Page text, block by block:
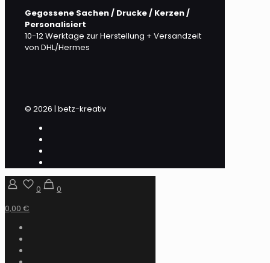
Gegossene Sachen / Drucke / Kerzen /
Personalisiert
10-12 Werktage zur Herstellung + Versandzeit
von DHL/Hermes
© 2026 | betz-kreativ
0
0
0,00 €